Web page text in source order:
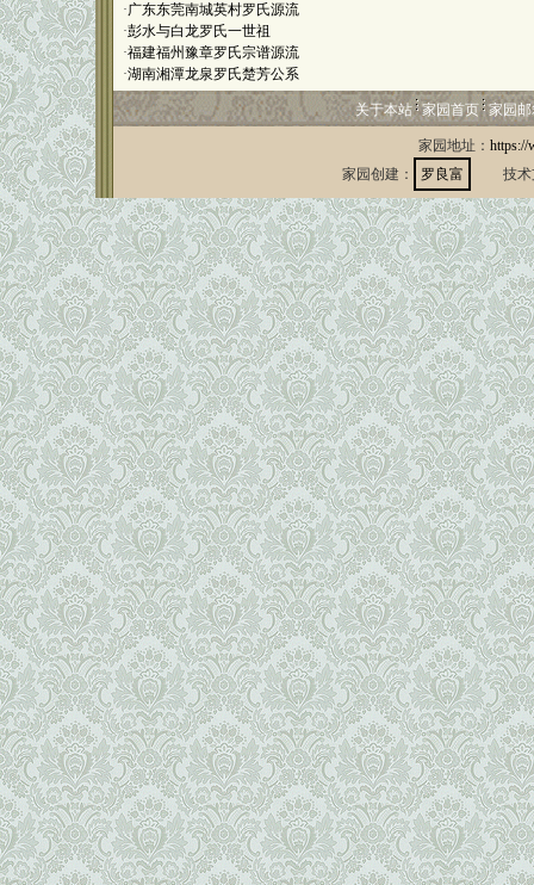
·广东东莞南城英村罗氏源流
·彭水与白龙罗氏一世祖
·福建福州豫章罗氏宗谱源流
·湖南湘潭龙泉罗氏楚芳公系
关于本站 家园首页 家园
家园地址： https://
家园创建：
罗良富 技术